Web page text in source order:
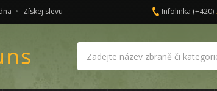
Získej slevu Infolinka (+420)